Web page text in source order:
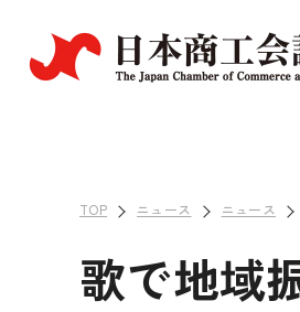
TOP ニュース ニュース
歌で地域